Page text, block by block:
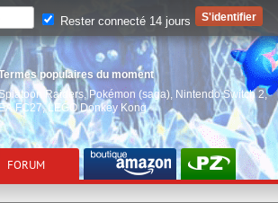
populaires du moment
Raiders, Pokémon (saga) Nintendo Switch 2,
FC27,LEGO Donkey Kong
FORUM
Rester connecté 14 jours